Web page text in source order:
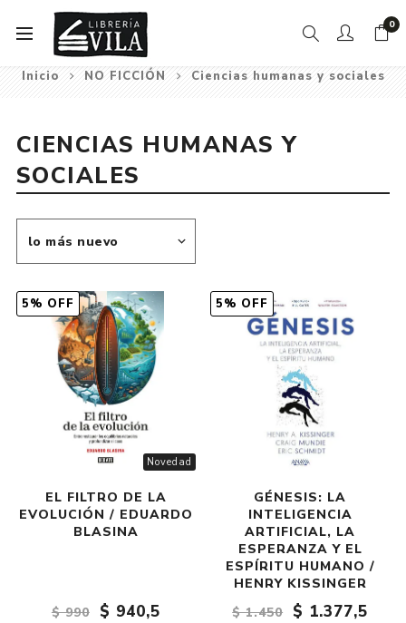
0
Inicio NO FICCIÓN Ciencias humanas y sociales
CIENCIAS HUMANAS Y
SOCIALES
Novedad
5% OFF
EL FILTRO DE LA
EVOLUCIÓN / EDUARDO
BLASINA
$ 990 $ 940,5
5% OFF
GÉNESIS: LA
INTELIGENCIA
ARTIFICIAL, LA
ESPERANZA Y EL
ESPÍRITU HUMANO /
HENRY KISSINGER
$ 1.450
$ 1.377,5